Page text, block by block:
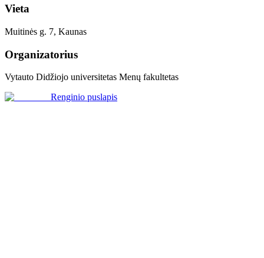
Vieta
Muitinės g. 7, Kaunas
Organizatorius
Vytauto Didžiojo universitetas Menų fakultetas
Renginio puslapis